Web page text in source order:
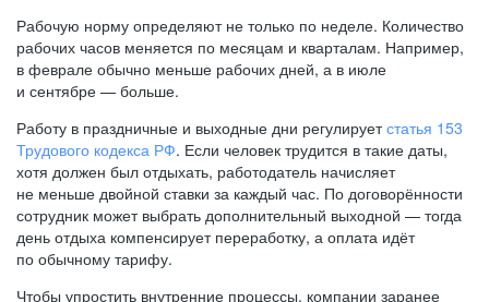
Рабочую норму определяют не только по неделе. Количество
рабочих часов меняется по месяцам и кварталам. Например,
в феврале обычно меньше рабочих дней, а в июле
и сентябре — больше.
Работу в праздничные и выходные дни регулируетстатья 153
Трудового кодекса РФ. Если человек трудится в такие даты,
хотя должен был отдыхать, работодатель начисляет
не меньше двойной ставки за каждый час. По договорённости
сотрудник может выбрать дополнительный выходной — тогда
день отдыха компенсирует переработку, а оплата идёт
по обычному тарифу.
Чтобы упростить внутренние процессы, компании заранее